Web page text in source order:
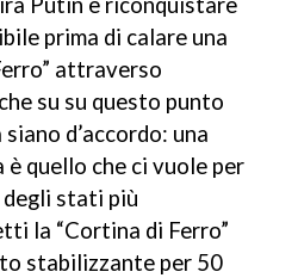
prima di calare una
attraverso
su su questo punto
d’accordo: una
quello che ci vuole per
stati più
la “Cortina di Ferro”
stabilizzante per 50